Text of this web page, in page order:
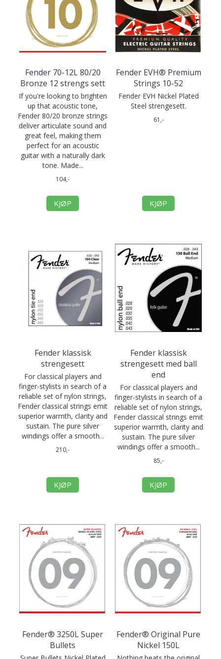
Fender 70-12L 80/20
Bronze 12 strengs sett
If you're looking to brighten
up that acoustic tone,
Fender 80/20 bronze strings
deliver articulate sound and
great feel, making them
perfect for an acoustic
guitar with a naturally dark
tone. Made...
104,-
KJØP
Fender EVH® Premium
Strings 10-52
Fender EVH Nickel Plated
Steel strengesett.
61,-
KJØP
Fender klassisk
strengesett
For classical players and
finger-stylists in search of a
reliable set of nylon strings,
Fender classical strings emit
superior warmth, clarity and
sustain. The pure silver
windings offer a smooth...
210,-
KJØP
Fender klassisk
strengesett med ball
end
For classical players and
finger-stylists in search of a
reliable set of nylon strings,
Fender classical strings emit
superior warmth, clarity and
sustain. The pure silver
windings offer a smooth...
85,-
KJØP
Fender® 3250L Super
Bullets
Fender® Original Pure
Nickel 150L